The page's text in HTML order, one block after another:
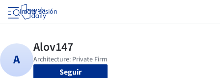
Iniciar sesión
Seguir